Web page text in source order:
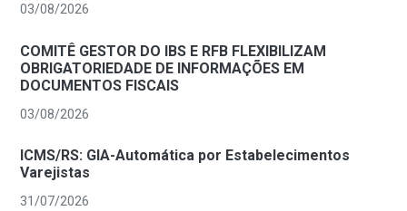
03/08/2026
COMITÊ GESTOR DO IBS E RFB FLEXIBILIZAM
OBRIGATORIEDADE DE INFORMAÇÕES EM
DOCUMENTOS FISCAIS
03/08/2026
ICMS/RS: GIA-Automática por Estabelecimentos
Varejistas
31/07/2026